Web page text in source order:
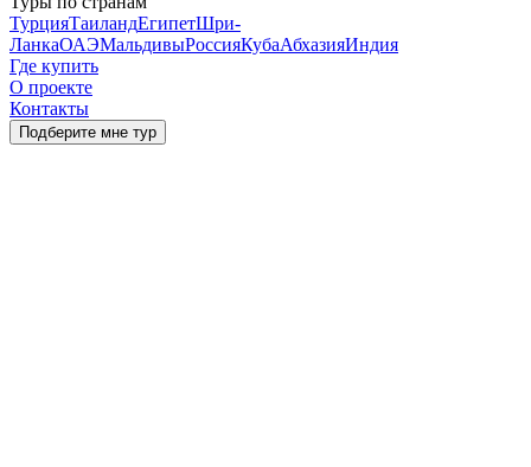
ТурцияТаиландЕгипетШри-
ЛанкаОАЭМальдивыРоссияКубаАбхазияИндия
Где купить
О проекте
Контакты
Подберите мне тур